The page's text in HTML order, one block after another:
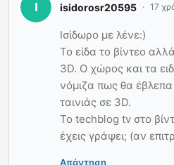
isidorosr20595 17
Ισίδωρο με λένε:)
Το είδα το βίντεο
3D. Ο χώρος και τα
νόμιζα πως θα
ταινιάς σε 3D.
To techblog tv στο
έχεις γράψει; (αν
Απάντηση